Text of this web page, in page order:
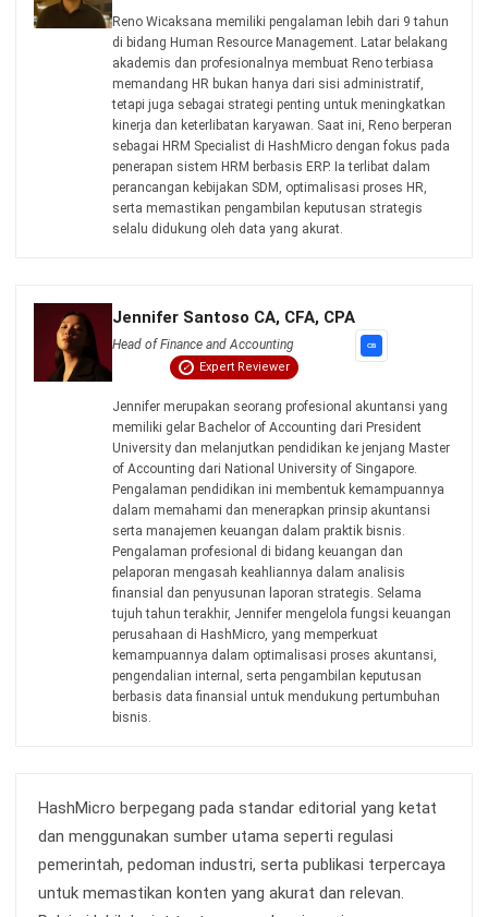
ERP
Inventory
Asset
CRM
Leads
Invoicing
Accounting
POS (Point of Sales)
HRM
WMS
INDUSTRI
Manufacturing
Wholesale
Retail
Construction
Engineering
Mining
FnB
Facility
© BusinessTech by Hashmicro
HomeIndustriProdukTentang KamiHubungi Kami